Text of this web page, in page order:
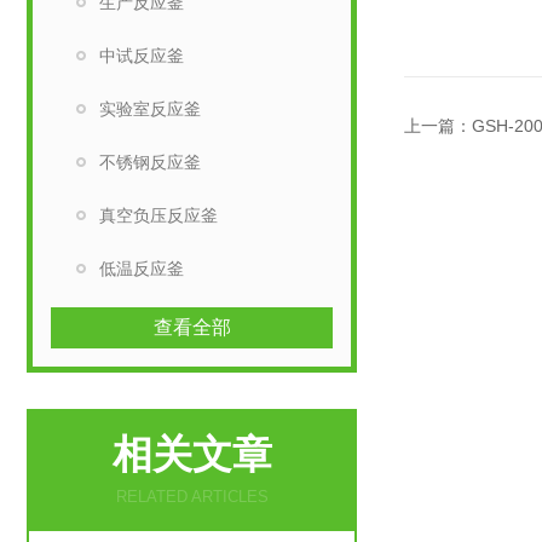
中试反应釜
实验室反应釜
不锈钢反应釜
真空负压反应釜
低温反应釜
查看全部
相关文章
RELATED ARTICLES
上一篇： GSH-